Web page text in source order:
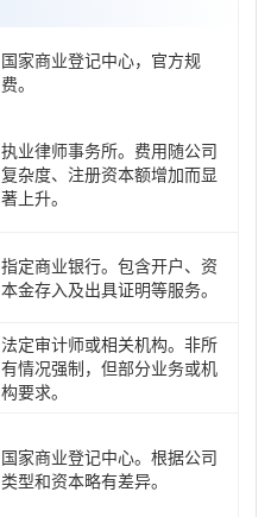
国家商业登记中心，官方规
费。
执业律师事务所。费用随公司
复杂度、注册资本额增加而显
著上升。
指定商业银行。包含开户、资
本金存入及出具证明等服务。
法定审计师或相关机构。非所
有情况强制，但部分业务或机
构要求。
国家商业登记中心。根据公司
类型和资本略有差异。